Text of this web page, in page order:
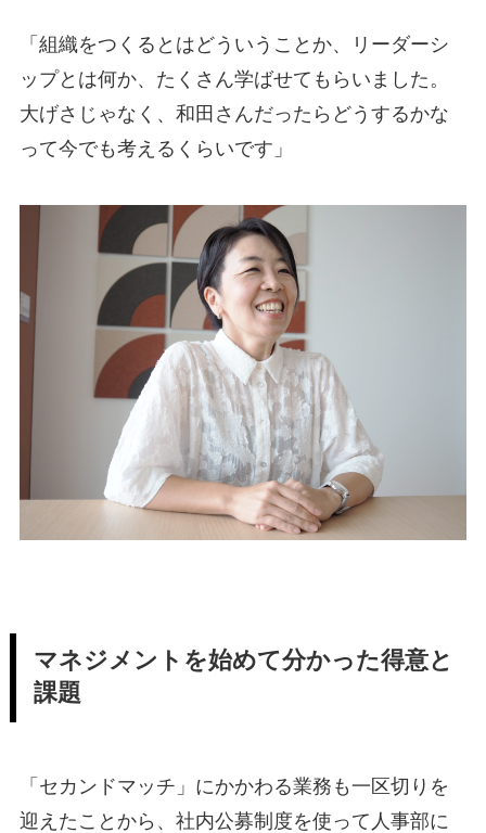
「組織をつくるとはどういうことか、リーダーシ
ップとは何か、たくさん学ばせてもらいました。
大げさじゃなく、和田さんだったらどうするかな
って今でも考えるくらいです」
マネジメントを始めて分かった得意と
課題
「セカンドマッチ」にかかわる業務も一区切りを
迎えたことから、社内公募制度を使って人事部に